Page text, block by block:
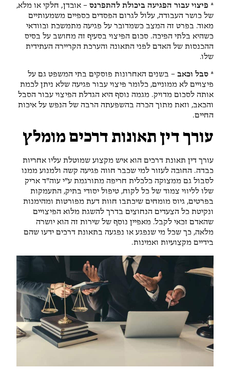
* פיצוי עבור הפגיעה ביכולת להתפרנס – אובדן, חלקי או מלא,
של כושר העבודה, עלול לגרום הפסדים כספיים משמעותיים
מאוד. בפרט זה המצב כשמדובר על פגיעה מתמשכת ובוודאי
כשהיא בלתי הפיכה. סכום הפיצוי בסעיף זה מחושב על בסיס
ההכנסות של האדם לפני התאונה והערכת הקריירה העתידית
שלו.
* סבל וכאב – בשנים האחרונות פוסקים בתי המשפט גם על
פיצויים לא ממוניים, כלומר פיצוי עבור פגיעה שלא ניתן לכמת
אותה לסכום מדויק. מגמה נוסף היא הגדלת הפיצוי עבור הסבל
והכאב, וזאת מתוך הכרה בהשפעתה הרבה של הנפש על איכות
החיים.
עורך דין תאונות דרכים מומלץ
עורך דין תאונת דרכים הוא איש מקצוע שמוטלת עליו אחריות
כבדה. החובה לעזור למי שכבר חווה פגיעה קשה ולמנוע ממנו
לסבול גם ממצוקה כלכלית חריפה מתורגמת ע"י עוה"ד אריק
שלו לליווי צמוד של כל לקוח, טיפול יסודי בתיק, התעמקות
בפרטים, גיוס מומחים שיכתבו חוות דעת מפורטות ומהימנות
ונקיטת כל הצעדים הנחוצים בדרך להשגת מלוא הפיצויים
שהאדם זכאי לקבל. מאפיין נוסף של שירות זה הוא יושרה
מלאה, כך שכל מי שנפגע או נפגעה בתאונת דרכים ידעו שהם
בידיים מקצועיות ואמינות.